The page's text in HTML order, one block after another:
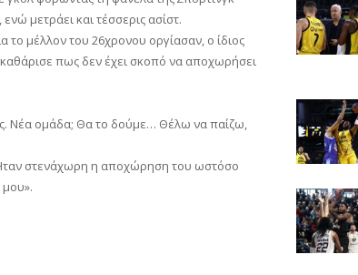
μετράει και τέσσερις ασίστ.
το μέλλον του 26χρονου οργίασαν, ο ίδιος
πως δεν έχει σκοπό να αποχωρήσει
Νέα ομάδα; Θα το δούμε… Θέλω να παίζω,
στενάχωρη η αποχώρηση του ωστόσο